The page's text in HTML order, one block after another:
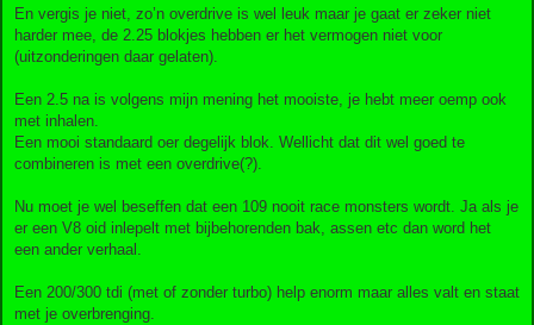
En vergis je niet, zo’n overdrive is wel leuk maar je gaat er zeker niet
harder mee, de 2.25 blokjes hebben er het vermogen niet voor
(uitzonderingen daar gelaten).
Een 2.5 na is volgens mijn mening het mooiste, je hebt meer oemp ook
met inhalen.
Een mooi standaard oer degelijk blok. Wellicht dat dit wel goed te
combineren is met een overdrive(?).
Nu moet je wel beseffen dat een 109 nooit race monsters wordt. Ja als je
er een V8 oid inlepelt met bijbehorenden bak, assen etc dan word het
een ander verhaal.
Een 200/300 tdi (met of zonder turbo) help enorm maar alles valt en staat
met je overbrenging.